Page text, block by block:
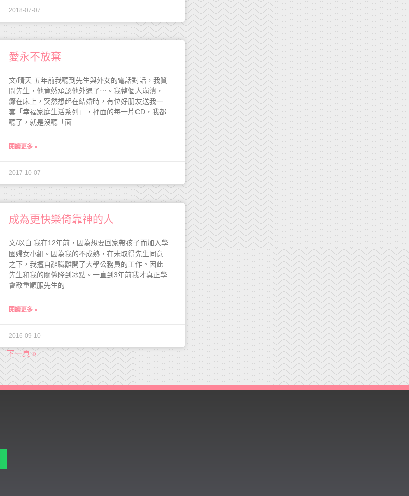
2018-07-07
愛永不放棄
文/晴天 五年前我聽到先生與外女的電話對話，我質
問先生，他竟然承認他外遇了⋯。我整個人崩潰，
癱在床上，突然想起在結婚時，有位好朋友送我一
套「幸福家庭生活系列」，裡面的每一片CD，我都
聽了，就是沒聽「面
閱讀更多 »
2017-10-07
成為更快樂倚靠神的人
文/以白 我在12年前，因為想要回家帶孩子而加入學
園婦女小組。因為我的不成熟，在未取得先生同意
之下，我擅自辭職離開了大學公務員的工作。因此
先生和我的關係降到冰點。一直到3年前我才真正學
會敬重順服先生的
閱讀更多 »
2016-09-10
下一頁 »